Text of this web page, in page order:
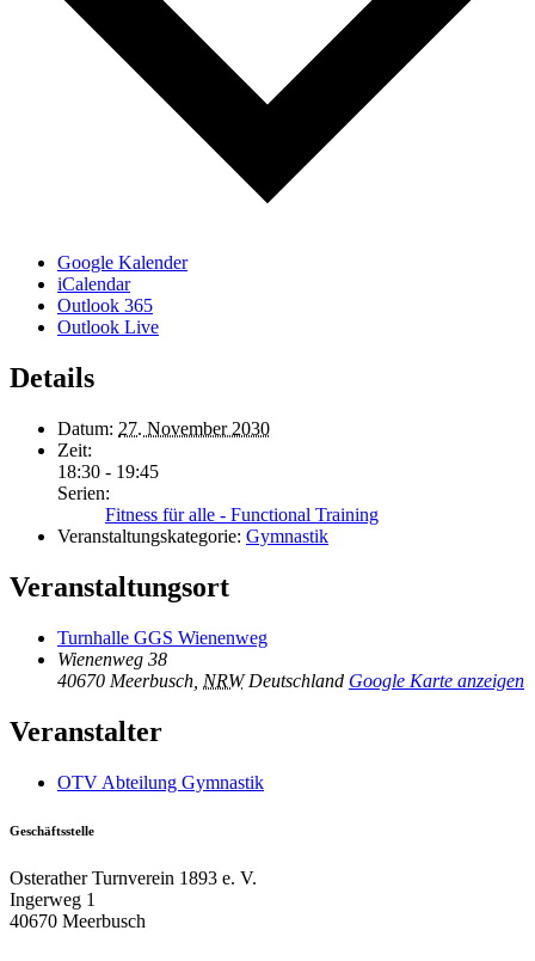
Google Kalender
iCalendar
Outlook 365
Outlook Live
Details
Datum: 27. November 2030
Zeit:
18:30 - 19:45
Serien:
Fitness für alle - Functional Training
Veranstaltungskategorie: Gymnastik
Veranstaltungsort
Turnhalle GGS Wienenweg
Wienenweg 38
40670 Meerbusch NRW Deutschland Google Karte anzeigen
Veranstalter
OTV Abteilung Gymnastik
Geschäftsstelle
Osterather Turnverein 1893 e. V.
Ingerweg 1
40670 Meerbusch